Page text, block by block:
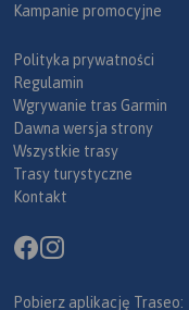
Kampanie promocyjne
Polityka prywatności
Regulamin
Wgrywanie tras Garmin
Dawna wersja strony
Wszystkie trasy
Trasy turystyczne
Kontakt
Pobierz aplikację Traseo: